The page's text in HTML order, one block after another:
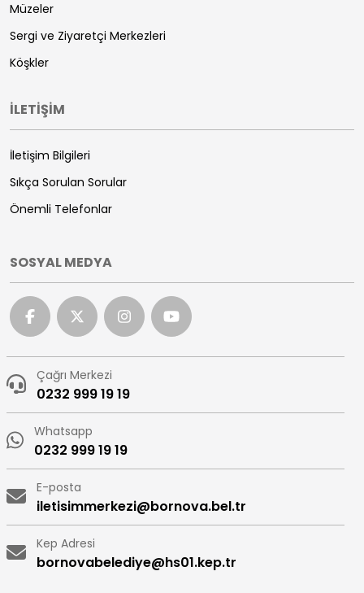
Müzeler
Sergi ve Ziyaretçi Merkezleri
Köşkler
İLETİŞİM
İletişim Bilgileri
Sıkça Sorulan Sorular
Önemli Telefonlar
SOSYAL MEDYA
Çağrı Merkezi
0232 999 19 19
Whatsapp
0232 999 19 19
E-posta
iletisimmerkezi@bornova.bel.tr
Kep Adresi
bornovabelediye@hs01.kep.tr